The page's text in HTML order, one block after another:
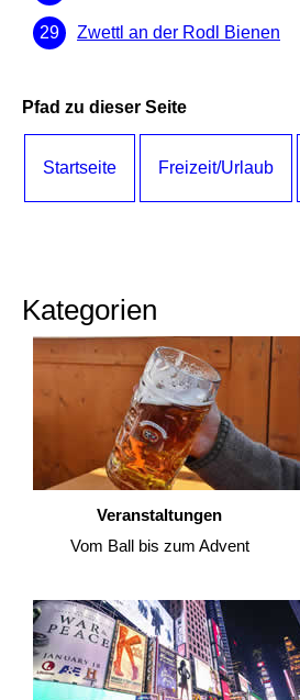
Zwettl an der Rodl Bienen
Pfad zu dieser Seite
Startseite Freizeit/Urlaub
Kategorien
Veranstaltungen
Vom Ball bis zum Advent